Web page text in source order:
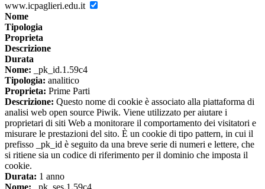
www.icpaglieri.edu.it
Nome
Tipologia
Proprieta
Descrizione
Durata
Nome: _pk_id.1.59c4
Tipologia: analitico
Proprieta: Prime Parti
Descrizione: Questo nome di cookie è associato alla piattaforma di
analisi web open source Piwik. Viene utilizzato per aiutare i
proprietari di siti Web a monitorare il comportamento dei visitatori e
misurare le prestazioni del sito. È un cookie di tipo pattern, in cui il
prefisso _pk_id è seguito da una breve serie di numeri e lettere, che
si ritiene sia un codice di riferimento per il dominio che imposta il
cookie.
Durata: 1 anno
Nome: _pk_ses.1.59c4